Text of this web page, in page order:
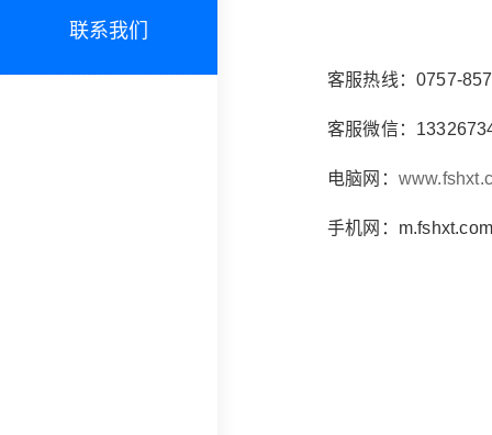
联系我们
客服热线：0757-
客服微信：
电脑网：
手机网：m.fshxt.com